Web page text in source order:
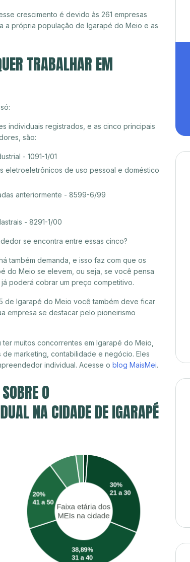
crescimento é devido às 261 empresas
a própria população de Igarapé do Meio e as
TRABALHAR EM
individuais registrados, e as cinco principais
são:
- 1091-1/01
eletroeletrônicos de uso pessoal e doméstico
anteriormente - 8599-6/99
- 8291-1/00
se encontra entre essas cinco?
também demanda, e isso faz com que os
do Meio se elevem, ou seja, se você pensa
poderá cobrar um preço competitivo.
de Igarapé do Meio você também deve ficar
empresa se destacar pelo pioneirismo
muitos concorrentes em Igarapé do Meio,
marketing, contabilidade e negócio. Eles
individual. Acesse o blog MaisMei.
O
NA CIDADE DE IGARAPÉ